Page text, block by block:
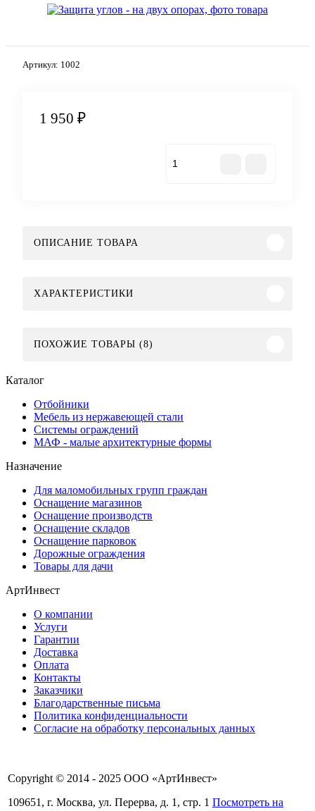
Артикул: 1002
1 950 ₽
ОПИСАНИЕ ТОВАРА
ХАРАКТЕРИСТИКИ
ПОХОЖИЕ ТОВАРЫ (8)
Каталог
Отбойники
Мебель из нержавеющей стали
Системы ограждений
МАФ - малые архитектурные формы
Назначение
Для маломобильных групп граждан
Оснащение магазинов
Оснащение производств
Оснащение складов
Оснащение парковок
Дорожные ограждения
Товары для дачи
АртИнвест
О компании
Услуги
Гарантии
Доставка
Оплата
Контакты
Заказчики
Благодарственные письма
Политика конфиденциальности
Согласие на обработку персональных данных
Copyright © 2014 - 2025 ООО «АртИнвест»
109651, г. Москва, ул. Перерва, д. 1, стр. 1 Посмотреть на